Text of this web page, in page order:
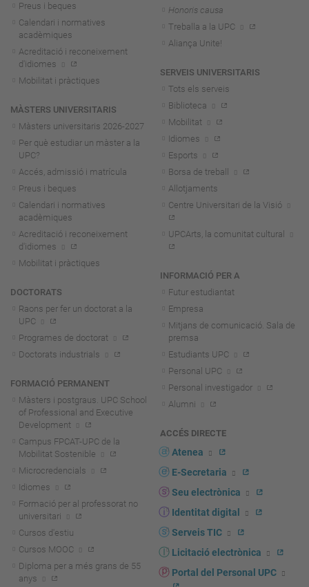
Preus i beques
Calendari i normatives
acadèmiques
Acreditació i reconeixement
d'idiomes
Mobilitat i pràctiques
MÀSTERS UNIVERSITARIS
Màsters universitaris 2026-2027
Per què estudiar un màster a la
UPC?
Accés, admissió i matrícula
Preus i beques
Calendari i normatives
acadèmiques
Acreditació i reconeixement
d'idiomes
Mobilitat i pràctiques
DOCTORATS
Raons per fer un doctorat a la
UPC
Programes de doctorat
Doctorats industrials
FORMACIÓ PERMANENT
Màsters i postgraus. UPC School
of Professional and Executive
Development
Campus FPCAT-UPC de la
Mobilitat Sostenible
Microcredencials
Idiomes
Formació per al professorat no
universitari
Cursos d'estiu
Cursos MOOC
Diploma per a més grans de 55
anys
Honoris causa
Treballa a la UPC
Aliança Unite!
SERVEIS UNIVERSITARIS
Tots els serveis
Biblioteca
Mobilitat
Idiomes
Esports
Borsa de treball
Allotjaments
Centre Universitari de la Visió
UPCArts, la comunitat cultural
INFORMACIÓ PER A
Futur estudiantat
Empresa
Mitjans de comunicació. Sala de
premsa
Estudiants UPC
Personal UPC
Personal investigador
Alumni
ACCÉS DIRECTE
Atenea
E-Secretaria
Seu electrònica
Identitat digital
Serveis TIC
Licitació electrònica
Portal del Personal UPC